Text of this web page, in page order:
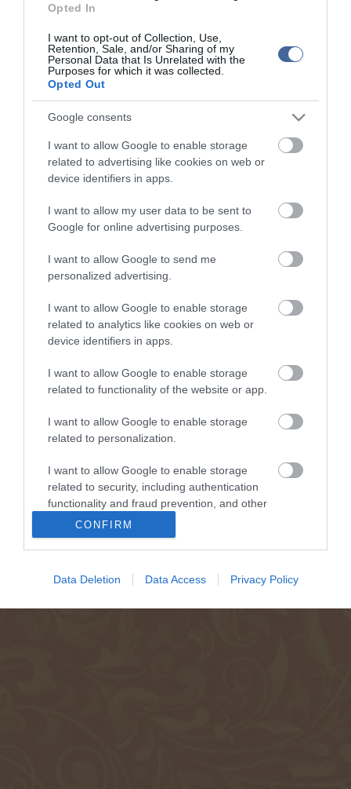
Opted In
I want to opt-out of Collection, Use,
Retention, Sale, and/or Sharing of my
Personal Data that Is Unrelated with the
Purposes for which it was collected.
Opted Out
Google consents
I want to allow Google to enable storage
related to advertising like cookies on web or
device identifiers in apps.
I want to allow my user data to be sent to
Google for online advertising purposes.
I want to allow Google to send me
personalized advertising.
I want to allow Google to enable storage
related to analytics like cookies on web or
device identifiers in apps.
I want to allow Google to enable storage
related to functionality of the website or app.
I want to allow Google to enable storage
related to personalization.
I want to allow Google to enable storage
related to security, including authentication
functionality and fraud prevention, and other
user protection.
CONFIRM
Data Deletion Data Access Privacy Policy